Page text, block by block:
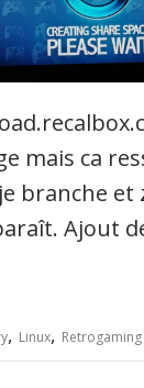
mais ca
branche
Ajout
, Linux, Retrogaming